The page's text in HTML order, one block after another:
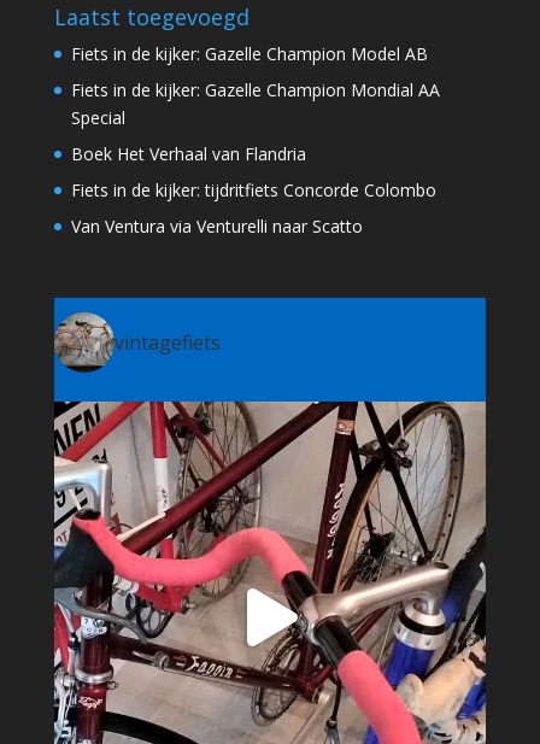
Laatst toegevoegd
Fiets in de kijker: Gazelle Champion Model AB
Fiets in de kijker: Gazelle Champion Mondial AA
Special
Boek Het Verhaal van Flandria
Fiets in de kijker: tijdritfiets Concorde Colombo
Van Ventura via Venturelli naar Scatto
vintagefiets